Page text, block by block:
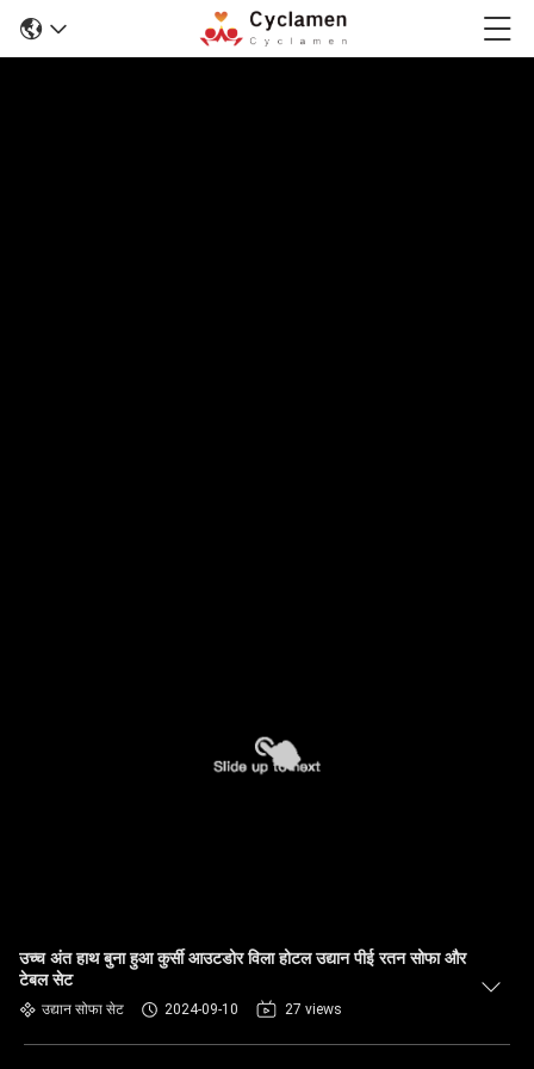
उच्च अंत हाथ बुना हुआ कुर्सी आउटडोर विला होटल उद्यान पीई रतन सोफा और
टेबल सेट
उद्यान सोफा सेट 2024-09-10 27 views